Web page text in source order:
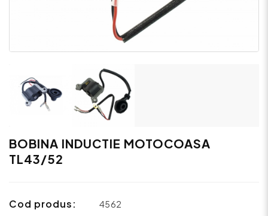
BOBINA INDUCTIE MOTOCOASA
TL43/52
Cod produs: 4562